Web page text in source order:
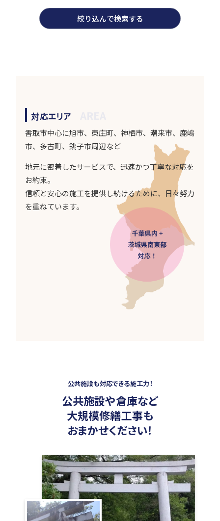
対応エリア
香取市中心に旭市、東庄町、神栖市、潮来市、鹿嶋
市、多古町、銚子市周辺など
地元に密着したサービスで、迅速かつ丁寧な対応を
お約束。
信頼と安心の施工を提供し続けるために、日々努力
を重ねています。
公共施設も対応できる施工力！
公共施設や倉庫など
大規模修繕工事も
おまかせください！